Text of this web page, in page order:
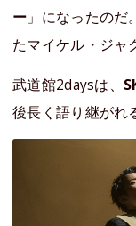
ー 」になったのだ
たマイケル・ジャ
武道館2daysは、
後長く語り継がれ